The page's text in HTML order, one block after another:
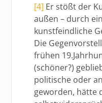
[4] Er stößt der
außen – durch
kunstfeindliche
Die
frühen
(schöner?)
politische oder
geworden, hätte